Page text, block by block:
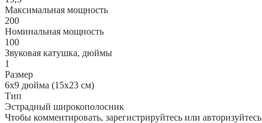
Максимальная мощность
200
Номинальная мощность
100
Звуковая катушка, дюймы
1
Размер
6х9 дюйма (15х23 см)
Тип
Эстрадный широкополосник
Чтобы комментировать, зарегистрируйтесь или авторизуйтесь